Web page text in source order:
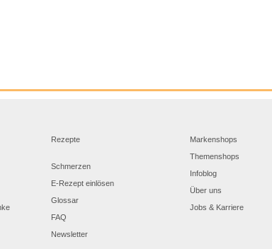
Rezepte
Schmerzen
E-Rezept einlösen
Glossar
FAQ
Newsletter
Markenshops
Themenshops
Infoblog
Über uns
Jobs & Karriere